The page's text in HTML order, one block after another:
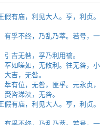
有庙，利见大人。亨，利贞。
有孚不终，乃乱乃萃。若号，
吉无咎，孚乃利用禴。
如嗟如，无攸利。往无咎，小
吉，无咎。
有位，无咎，匪孚。元永贞，
咨涕洟，无咎。
有庙，利见大人。亨，利贞。